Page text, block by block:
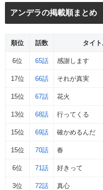
アンデラの掲載順まとめ
順位 話数 タイ
6位 65話 感謝します
17位 66話 それが真実
15位 67話 花火
13位 68話 行ってくる
15位 69話 確かめるんだ
15位 70話 春
6位 71話 好きって
3位 72話 真心